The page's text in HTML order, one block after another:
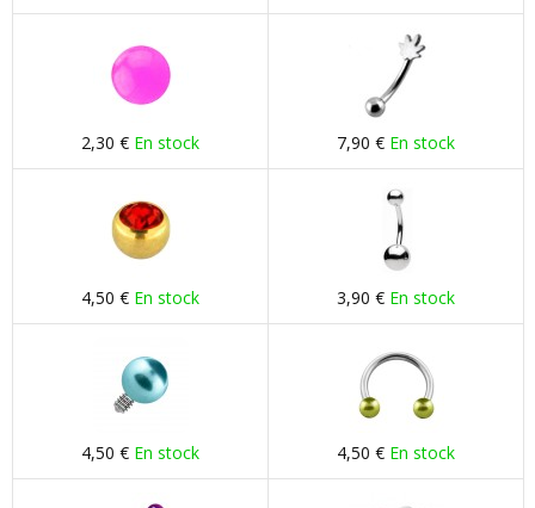
2,30 € En stock 7,90 € En stock
4,50 € En stock 3,90 € En stock
4,50 € En stock 4,50 € En stock